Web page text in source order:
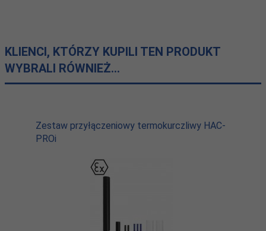
KLIENCI, KTÓRZY KUPILI TEN PRODUKT
WYBRALI RÓWNIEŻ...
Zestaw przyłączeniowy termokurczliwy HAC-
PROi